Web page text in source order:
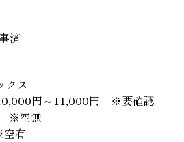
済
クス
円～11,000円 ※要確認
※空無
有